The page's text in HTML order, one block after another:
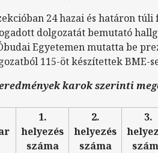
24 hazai és határon
dolgozatát bemutató
Egyetemen mutatta be
115-öt készítettek BME-
karok szerinti
1.
helyezés
száma
2.
helyezés
száma
3.